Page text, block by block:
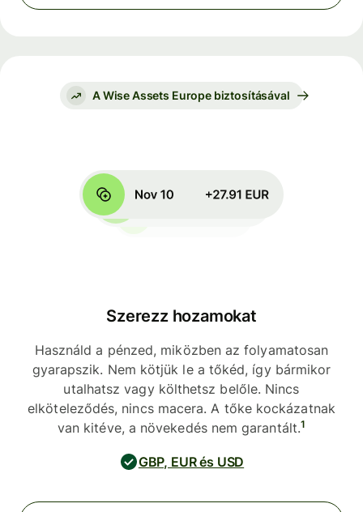
A Wise Assets Europe biztosításával
Szerezz hozamokat
Használd a pénzed, miközben az folyamatosan
gyarapszik. Nem kötjük le a tőkéd, így bármikor
utalhatsz vagy költhetsz belőle. Nincs
elköteleződés, nincs macera. A tőke kockázatnak
van kitéve, a növekedés nem garantált.1
GBP, EUR és USD